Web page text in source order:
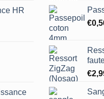
HR
€
€